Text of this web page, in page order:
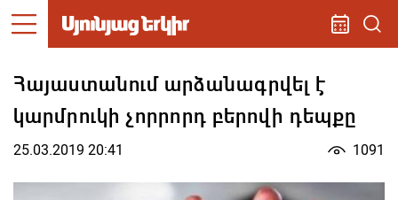
Հայաստանում արձանագրվել է
կարմրուկի չորրորդ բերովի դեպքը
25.03.2019 20:41 1091